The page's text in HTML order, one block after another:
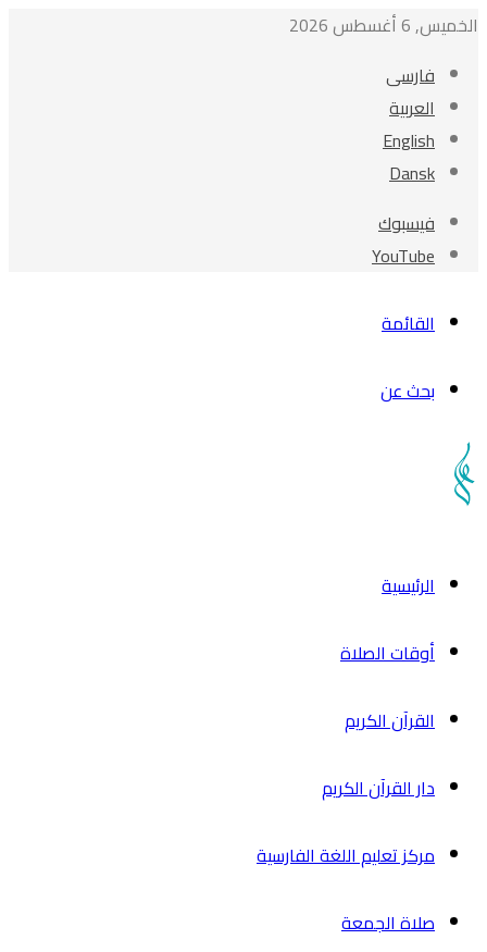
الخميس, 6 أغسطس 2026
فارسی
العربیة
English
Dansk
فيسبوك
‫YouTube
القائمة
بحث عن
الرئیسیة
أوقات الصلاة
القرآن الکریم
دار القرآن الکریم
مركز تعليم اللغة الفارسية
صلاة الجمعة